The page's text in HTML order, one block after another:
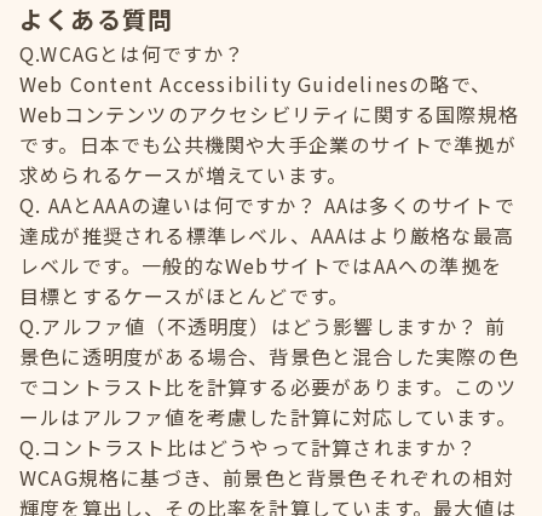
よくある質問
Q.WCAGとは何ですか？
Web Content Accessibility Guidelinesの略で、
Webコンテンツのアクセシビリティに関する国際規格
です。日本でも公共機関や大手企業のサイトで準拠が
求められるケースが増えています。
Q. AAとAAAの違いは何ですか？ AAは多くのサイトで
達成が推奨される標準レベル、AAAはより厳格な最高
レベルです。一般的なWebサイトではAAへの準拠を
目標とするケースがほとんどです。
Q.アルファ値（不透明度）はどう影響しますか？ 前
景色に透明度がある場合、背景色と混合した実際の色
でコントラスト比を計算する必要があります。このツ
ールはアルファ値を考慮した計算に対応しています。
Q.コントラスト比はどうやって計算されますか？
WCAG規格に基づき、前景色と背景色それぞれの相対
輝度を算出し、その比率を計算しています。最大値は